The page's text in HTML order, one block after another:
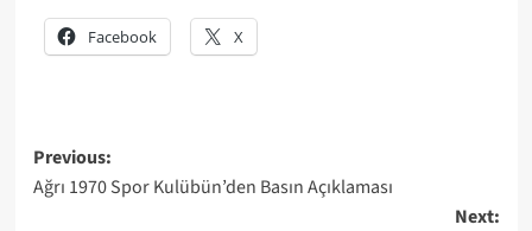
Facebook X
Post
navigation
Previous:
Ağrı 1970 Spor Kulübün’den Basın Açıklaması
Next: